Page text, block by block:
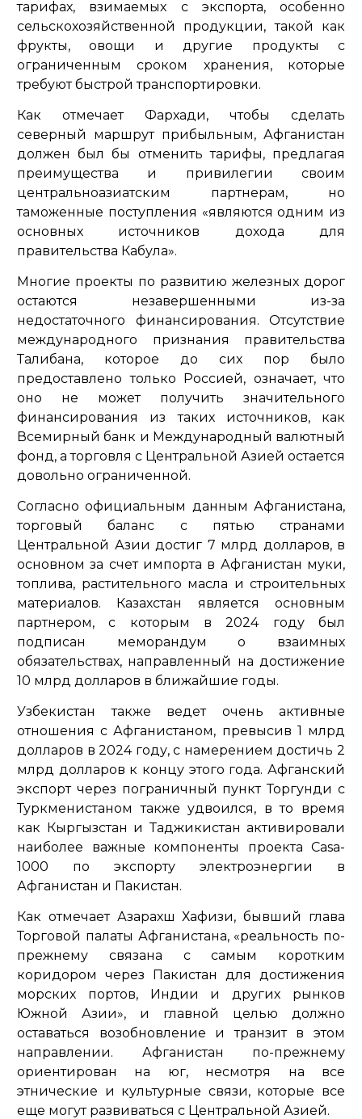
тарифах, взимаемых с экспорта, особенно
сельскохозяйственной продукции, такой как
фрукты, овощи и другие продукты с
ограниченным сроком хранения, которые
требуют быстрой транспортировки.
Как отмечает Фархади, чтобы сделать
северный маршрут прибыльным, Афганистан
должен был бы отменить тарифы, предлагая
преимущества и привилегии своим
центральноазиатским партнерам, но
таможенные поступления «являются одним из
основных источников дохода для
правительства Кабула».
Многие проекты по развитию железных дорог
остаются незавершенными из-за
недостаточного финансирования. Отсутствие
международного признания правительства
Талибана, которое до сих пор было
предоставлено только Россией, означает, что
оно не может получить значительного
финансирования из таких источников, как
Всемирный банк и Международный валютный
фонд, а торговля с Центральной Азией остается
довольно ограниченной.
Согласно официальным данным Афганистана,
торговый баланс с пятью странами
Центральной Азии достиг 7 млрд долларов, в
основном за счет импорта в Афганистан муки,
топлива, растительного масла и строительных
материалов. Казахстан является основным
партнером, с которым в 2024 году был
подписан меморандум о взаимных
обязательствах, направленный на достижение
10 млрд долларов в ближайшие годы.
Узбекистан также ведет очень активные
отношения с Афганистаном, превысив 1 млрд
долларов в 2024 году, с намерением достичь 2
млрд долларов к концу этого года. Афганский
экспорт через пограничный пункт Торгунди с
Туркменистаном также удвоился, в то время
как Кыргызстан и Таджикистан активировали
наиболее важные компоненты проекта Casa-
1000 по экспорту электроэнергии в
Афганистан и Пакистан.
Как отмечает Азарахш Хафизи, бывший глава
Торговой палаты Афганистана, «реальность по-
прежнему связана с самым коротким
коридором через Пакистан для достижения
морских портов, Индии и других рынков
Южной Азии», и главной целью должно
оставаться возобновление и транзит в этом
направлении. Афганистан по-прежнему
ориентирован на юг, несмотря на все
этнические и культурные связи, которые все
еще могут развиваться с Центральной Азией.